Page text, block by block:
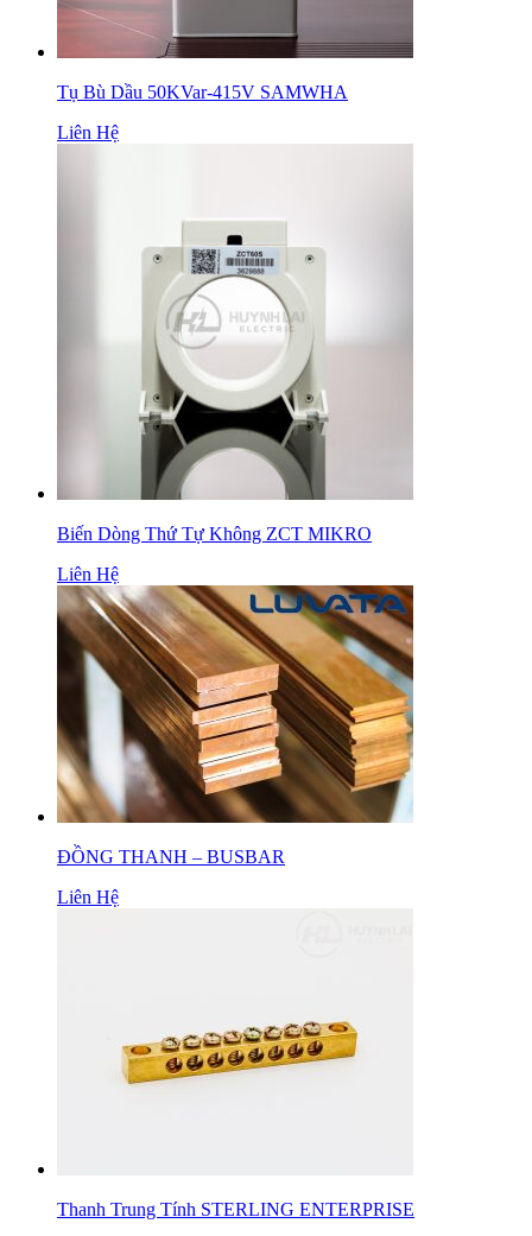
Tụ Bù Dầu 50KVar-415V SAMWHA
Liên Hệ
Biến Dòng Thứ Tự Không ZCT MIKRO
Liên Hệ
ĐỒNG THANH – BUSBAR
Liên Hệ
Thanh Trung Tính STERLING ENTERPRISE